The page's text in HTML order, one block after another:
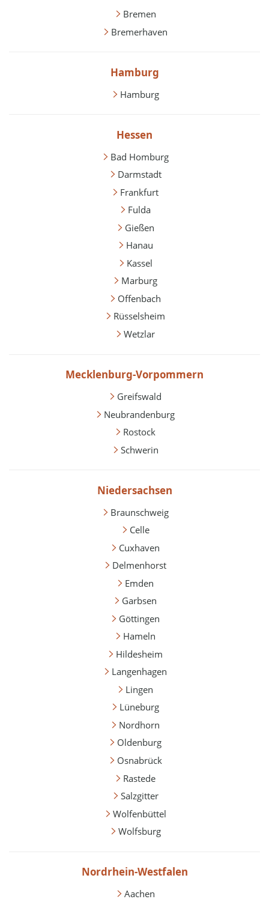
Bremen
Bremerhaven
Hamburg
Hamburg
Hessen
Bad Homburg
Darmstadt
Frankfurt
Fulda
Gießen
Hanau
Kassel
Marburg
Offenbach
Rüsselsheim
Wetzlar
Mecklenburg-Vorpommern
Greifswald
Neubrandenburg
Rostock
Schwerin
Niedersachsen
Braunschweig
Celle
Cuxhaven
Delmenhorst
Emden
Garbsen
Göttingen
Hameln
Hildesheim
Langenhagen
Lingen
Lüneburg
Nordhorn
Oldenburg
Osnabrück
Rastede
Salzgitter
Wolfenbüttel
Wolfsburg
Nordrhein-Westfalen
Aachen